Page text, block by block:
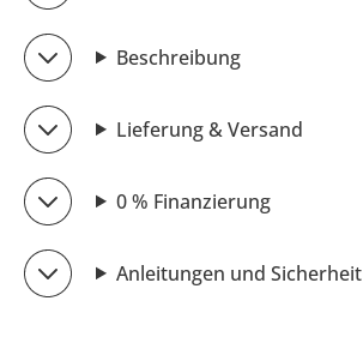
Beschreibung
Lieferung & Versand
0 % Finanzierung
Anleitungen und Sicherheit